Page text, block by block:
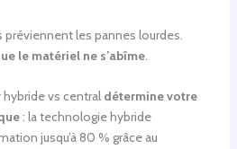
les pannes lourdes.
le matériel ne s’abîme.
vs central détermine votre
: la technologie hybride
jusqu’à 80 % grâce au